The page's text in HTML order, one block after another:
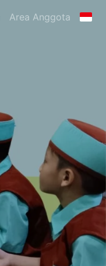
Area Anggota